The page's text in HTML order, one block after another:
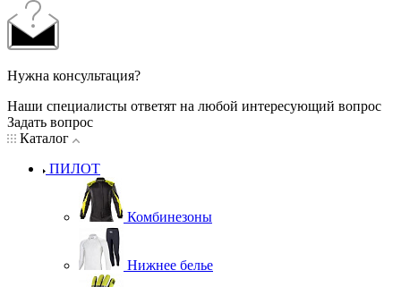
Нужна консультация?
Наши специалисты ответят на любой интересующий вопрос
Задать вопрос
Каталог
ПИЛОТ
Комбинезоны
Нижнее белье